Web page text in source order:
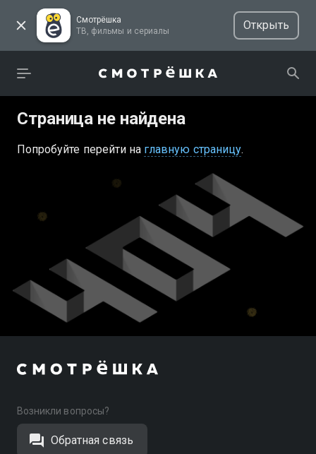
Смотрёшка
ТВ, фильмы и сериалы
Открыть
Страница не найдена
Попробуйте перейти на главную страницу.
Возникли вопросы?
Обратная связь